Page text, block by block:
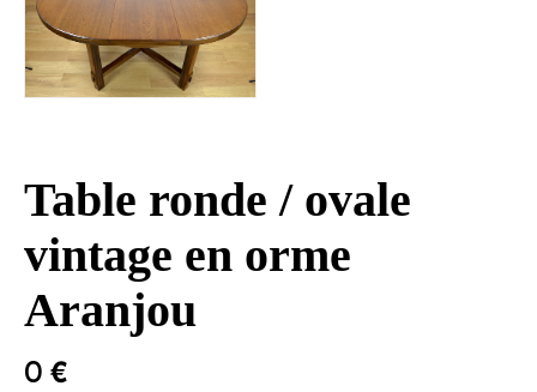
Table ronde / ovale
vintage en orme
Aranjou
0 €